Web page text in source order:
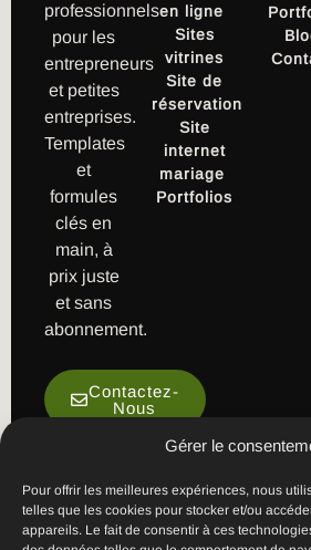
Gérer le
Pour offrir les meilleures expériences, nous
telles que les cookies pour stocker et/ou
appareils. Le fait de consentir à ces
ByKerwine
professionnels
pour les
entrepreneurs
et petites
entreprises.
Templates
et
formules
clés en
main, à
prix juste
et sans
abonnement.
Contactez-
Nous
en ligne
Sites
vitrines
Site de
réservation
Site
internet
mariage
Portfolios